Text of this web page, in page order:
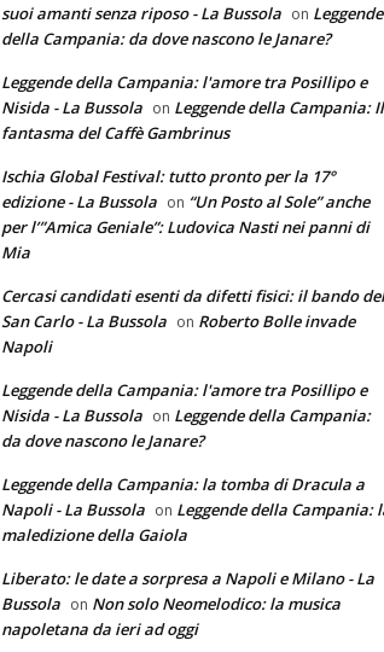
suoi amanti senza riposo - La Bussola on Leggende
della Campania: da dove nascono le Janare?
Leggende della Campania: l'amore tra Posillipo e
Nisida - La Bussola on Leggende della Campania: Il
fantasma del Caffè Gambrinus
Ischia Global Festival: tutto pronto per la 17°
edizione - La Bussola on “Un Posto al Sole” anche
per l’”Amica Geniale”: Ludovica Nasti nei panni di
Mia
Cercasi candidati esenti da difetti fisici: il bando del
San Carlo - La Bussola on Roberto Bolle invade
Napoli
Leggende della Campania: l'amore tra Posillipo e
Nisida - La Bussola on Leggende della Campania:
da dove nascono le Janare?
Leggende della Campania: la tomba di Dracula a
Napoli - La Bussola on Leggende della Campania:
maledizione della Gaiola
Liberato: le date a sorpresa a Napoli e Milano - La
Bussola on Non solo Neomelodico: la musica
napoletana da ieri ad oggi